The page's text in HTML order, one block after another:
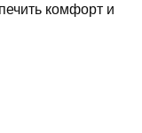
комфорт и